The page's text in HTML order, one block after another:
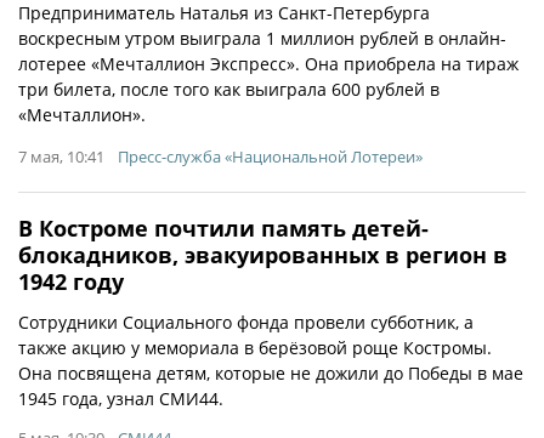
Предприниматель Наталья из Санкт-Петербурга
воскресным утром выиграла 1 миллион рублей в онлайн-
лотерее «Мечталлион Экспресс». Она приобрела на тираж
три билета, после того как выиграла 600 рублей в
«Мечталлион».
7 мая, 10:41 Пресс-служба «Национальной Лотереи»
В Костроме почтили память детей-
блокадников, эвакуированных в регион в
1942 году
Сотрудники Социального фонда провели субботник, а
также акцию у мемориала в берёзовой роще Костромы.
Она посвящена детям, которые не дожили до Победы в мае
1945 года, узнал СМИ44.